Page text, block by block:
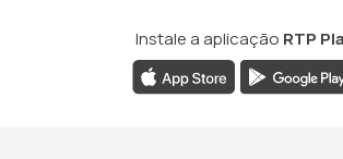
Instale a aplicação RTP